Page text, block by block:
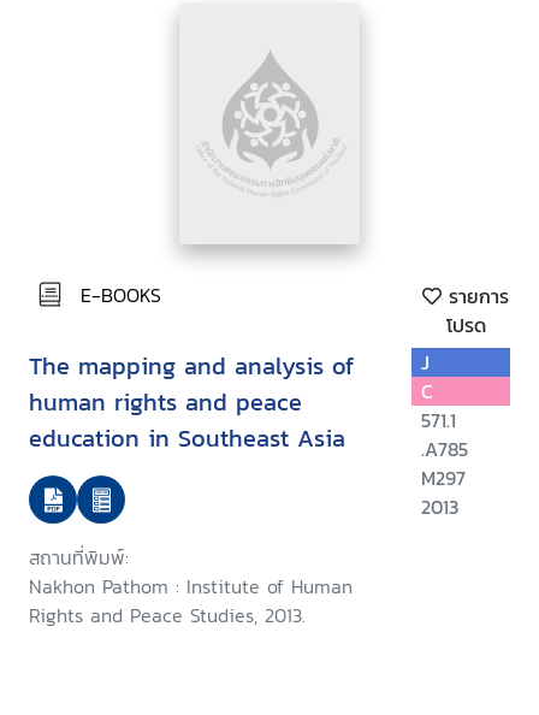
E-BOOKS
รายการ
โปรด
The mapping and analysis of
human rights and peace
education in Southeast Asia
สถานที่พิมพ์:
Nakhon Pathom : Institute of Human
Rights and Peace Studies, 2013.
J
C
571.1
.A785
M297
2013